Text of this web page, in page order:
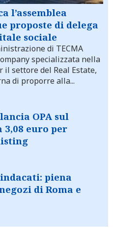
l’assemblea
proposte di delega
sociale
di TECMA
specializzata nella
settore del Real Estate,
di proporre alla...
OPA sul
3,08 euro per
piena
di Roma e